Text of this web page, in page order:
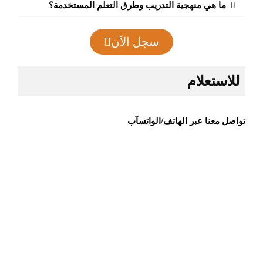
ما هي منهجية التدريب وطرق التعلم المستخدمة؟
سجل الآن
للاستعلام
تواصل معنا عبر الهاتف/الواتسآب